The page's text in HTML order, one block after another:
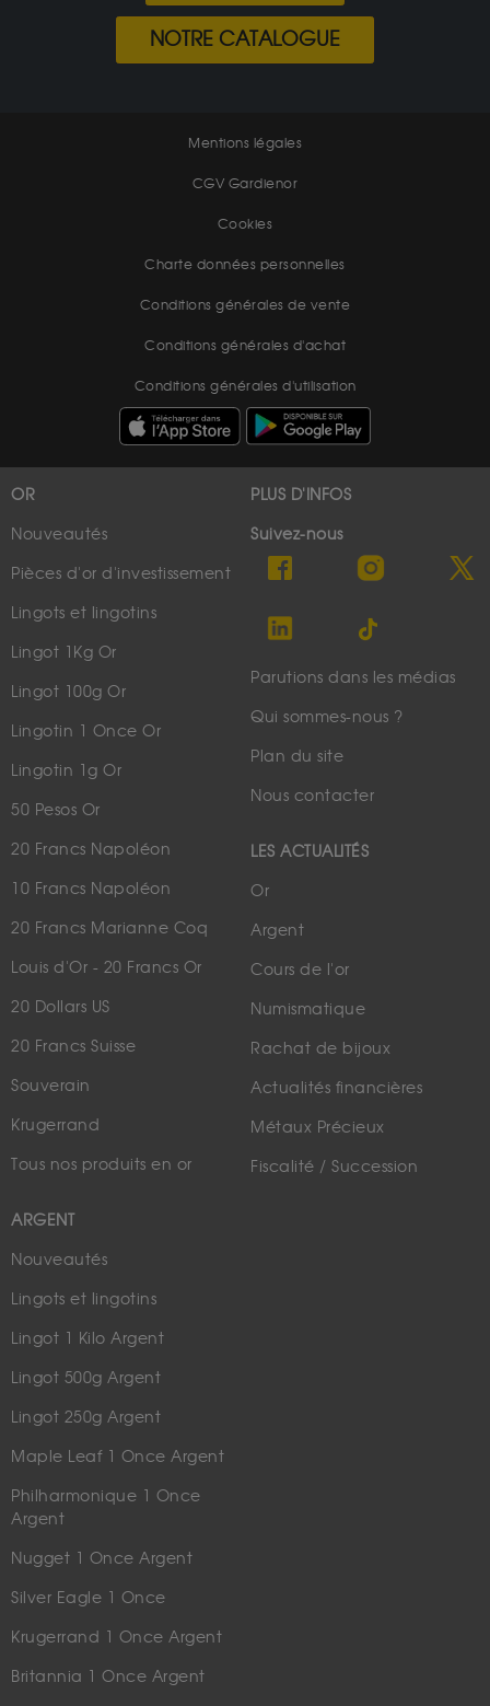
NOTRE CATALOGUE
Mentions légales
CGV Gardienor
Cookies
Charte données personnelles
Conditions générales de vente
Conditions générales d'achat
Conditions générales d'utilisation
OR
Nouveautés
Pièces d'or d'investissement
Lingots et lingotins
Lingot 1Kg Or
Lingot 100g Or
Lingotin 1 Once Or
Lingotin 1g Or
50 Pesos Or
20 Francs Napoléon
10 Francs Napoléon
20 Francs Marianne Coq
Louis d'Or - 20 Francs Or
20 Dollars US
20 Francs Suisse
Souverain
Krugerrand
Tous nos produits en or
ARGENT
Nouveautés
Lingots et lingotins
Lingot 1 Kilo Argent
Lingot 500g Argent
Lingot 250g Argent
Maple Leaf 1 Once Argent
Philharmonique 1 Once
Argent
Nugget 1 Once Argent
Silver Eagle 1 Once
Krugerrand 1 Once Argent
Britannia 1 Once Argent
PLUS D'INFOS
Suivez-nous
Parutions dans les médias
Qui sommes-nous ?
Plan du site
Nous contacter
LES ACTUALITÉS
Or
Argent
Cours de l'or
Numismatique
Rachat de bijoux
Actualités financières
Métaux Précieux
Fiscalité / Succession